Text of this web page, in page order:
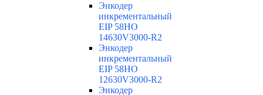
Энкодер
инкрементальный
EIP 58HO
14630V3000-R2
Энкодер
инкрементальный
EIP 58HO
12630V3000-R2
Энкодер